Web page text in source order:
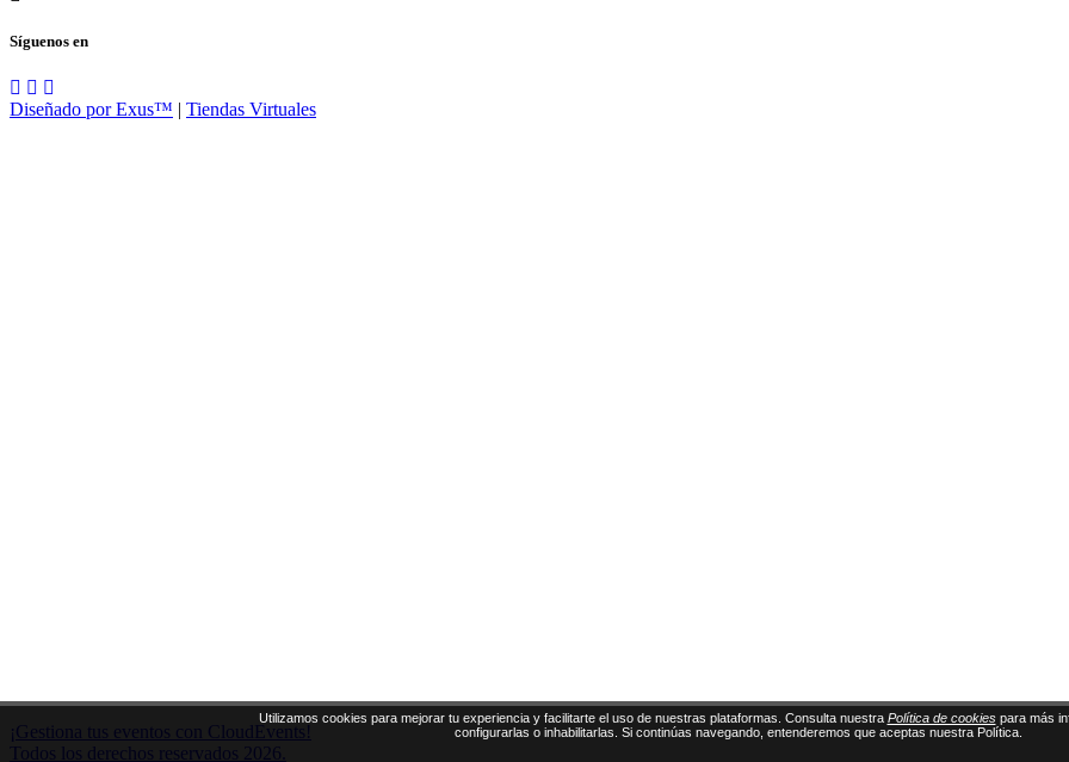
Síguenos en
Diseñado por Exus™ | Tiendas Virtuales
¡Gestiona tus eventos con CloudEvents!
Todos los derechos reservados 2026.
Utilizamos cookies para mejorar tu experiencia y facilitarte el uso de nuestras plataformas. Consulta nuestra Política de cookiespara más
configurarlas o inhabilitarlas. Si continúas navegando, entenderemos que aceptas nuestra Política.